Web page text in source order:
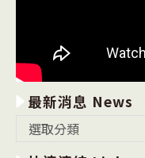
最新消息 News
選取分類